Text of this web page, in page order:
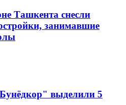
Ташкента снесли
занимавшие
выделили 5